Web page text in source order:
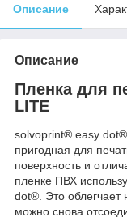
Описание
Описание
Пленка для
LITE
solvoprint® easy
пригодная для
поверхность и
пленке ПВХ
dot®. Это облегчает
можно снова